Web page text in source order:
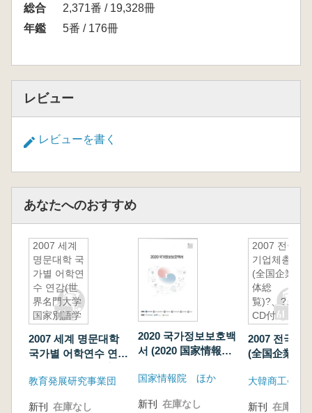
総合
2,371番 / 19,328冊
年鑑
5番 / 176冊
レビュー
レビューを書く
あなたへのおすすめ
2007 세계
명문대학 국
가별 어학연
수 연감(世
界名門大学
国家別語学
2007 세계 명문대학
국가별 어학연수 연감
語学研修年鑑)
教育発展研究事業団
新刊 在庫なし
2020 국가정보보호백
서 (2020 国家情報保
国家情報院 ほか
新刊 在庫なし
2007 전국
기업체총람
(全国企業
体総
覧)?、?、
CD付
2007 전국기
(全国企業体
大韓商工会議
新刊 在庫なし